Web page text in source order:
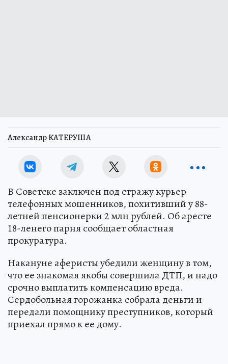
Александр КАТЕРУША
В Советске заключен под стражу курьер
телефонных мошенников, похитивший у 88-
летней пенсионерки 2 млн рублей. Об аресте
18-ленего парня сообщает областная
прокуратура.
Накануне аферисты убедили женщину в том,
что ее знакомая якобы совершила ДТП, и надо
срочно выплатить компенсацию вреда.
Сердобольная горожанка собрала деньги и
передали помощнику преступников, который
приехал прямо к ее дому.